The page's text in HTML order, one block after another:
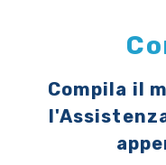
Compila il